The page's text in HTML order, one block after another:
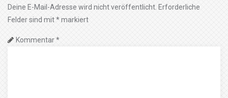
Deine E-Mail-Adresse wird nicht veröffentlicht. Erforderliche
Felder sind mit*markiert
Kommentar*